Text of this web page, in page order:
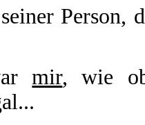
Person,
mir, wie